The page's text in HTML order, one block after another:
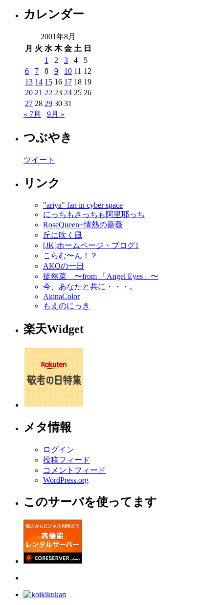
カレンダー
2001年8月
月 火 水 木 金 土 日
1
2 3 4
5
6
7 8 9 10 11 12
13 14 15 16 17 18 19
20 21 22 23 24 25 26
27 28 29 30 31
« 7月
9月 »
つぶやき
ツイート
リンク
"ariya" fan in cyber space
にっちもさっちも阿里耶っち
RoseQueen~情熱の薔薇
丘に吹く風
[JK]ホームページ・ブログ1
こらむ〜ん！？
AKOの一日
徒然菜 〜from 「Angel Eyes」〜
今、あなたと共に・・・。
AkinaColor
もえのにっき
楽天Widget
メタ情報
ログイン
投稿フィード
コメントフィード
WordPress.org
このサーバを使ってます